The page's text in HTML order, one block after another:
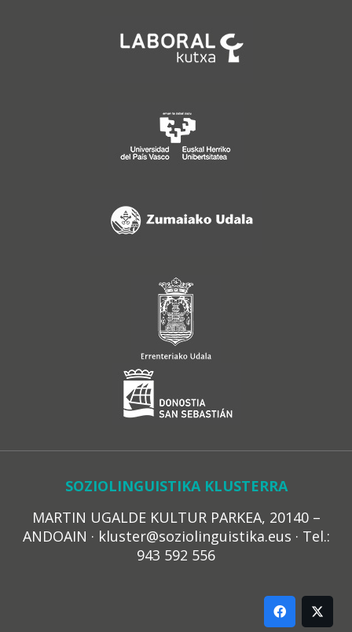
SOZIOLINGUISTIKA KLUSTERRA
MARTIN UGALDE KULTUR PARKEA, 20140 –
ANDOAIN · kluster@soziolinguistika.eus · Tel.:
943 592 556